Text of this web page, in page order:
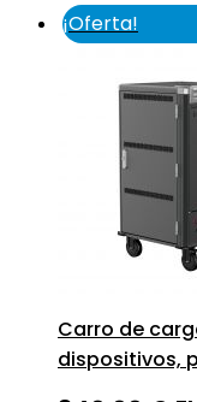
¡Oferta!
Carro de
dispositivos,